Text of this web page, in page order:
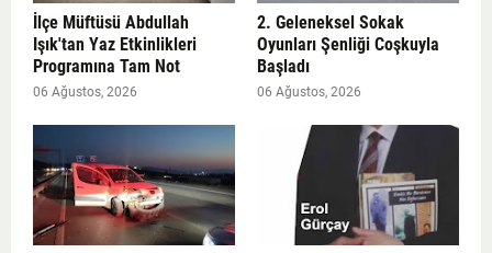
İlçe Müftüsü Abdullah
Işık'tan Yaz Etkinlikleri
Programına Tam Not
06 Ağustos, 2026
2. Geleneksel Sokak
Oyunları Şenliği Coşkuyla
Başladı
06 Ağustos, 2026